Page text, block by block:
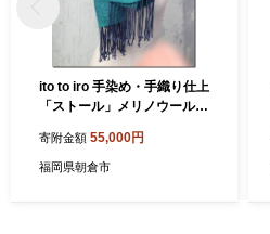
ito to iro 手染め・手織り仕上
「ストール」メリノウール1
ァッション小物
寄附金額 55,000円
福岡県朝倉市